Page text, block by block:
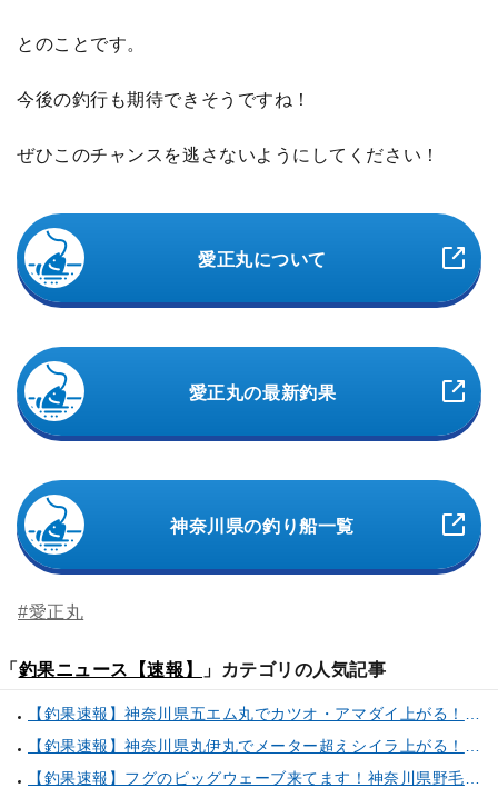
とのことです。
今後の釣行も期待できそうですね！
ぜひこのチャンスを逃さないようにしてください！
愛正丸について
愛正丸の最新釣果
神奈川県の釣り船一覧
#愛正丸
「 釣果ニュース【速報】 」カテゴリの人気記事